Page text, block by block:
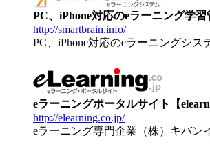
PC、iPhone対応のeラーニング学
http://smartbrain.info/
PC、iPhone対応のeラーニングシス
eラーニングポータルサイト【
http://elearning.co.jp/
eラーニング専門企業（株）キバン